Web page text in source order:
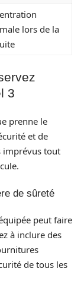
lors de la
3
prenne le
et de
imprévus tout
de sûreté
peut faire
à inclure des
de tous les